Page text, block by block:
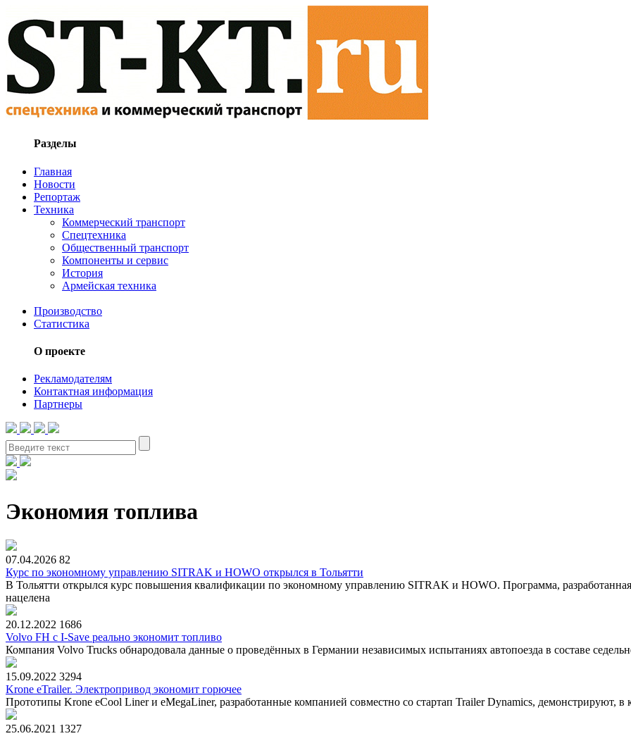
Разделы
Главная
Новости
Репортаж
Техника
Коммерческий транспорт
Спецтехника
Общественный транспорт
Компоненты и сервис
История
Армейская техника
Производство
Статистика
О проекте
Рекламодателям
Контактная информация
Партнеры
Экономия топлива
07.04.2026 82
Курс по экономному управлению SITRAK и HOWO открылся в Тольятти
В Тольятти открылся курс повышения квалификации по экономному управлению SITRAK и HOWO. Программа,
нацелена
20.12.2022 1686
Volvo FH с I-Save реально экономит топливо
Компания Volvo Trucks обнародовала данные о проведённых в Германии независимых испытаниях автопоезда в составе
15.09.2022 3294
Krone eTrailer. Электропривод экономит горючее
Прототипы Krone eCool Liner и eMegaLiner, разработанные компанией совместно со стартап Trailer Dynamics, демонстрируют,
25.06.2021 1327